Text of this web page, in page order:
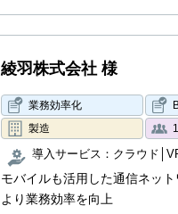
綾羽株式会社 様
業務効率化
製造
導入サービス： クラウド
モバイルも活用した通信ネッ
より業務効率を向上